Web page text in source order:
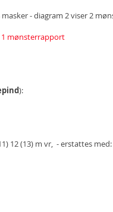
- diagram 2 viser 2
1 mønsterrapport
):
12 (13) m vr, - erstattes med: